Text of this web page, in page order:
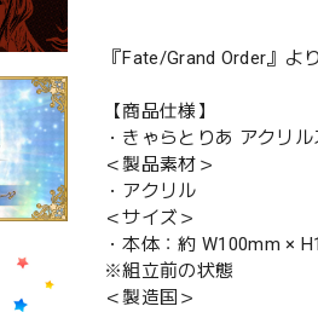
『Fate/Grand Order』
【商品仕様】
・きゃらとりあ アクリ
＜製品素材＞
・アクリル
＜サイズ＞
・本体：約 W100mm ×
※組立前の状態
＜製造国＞